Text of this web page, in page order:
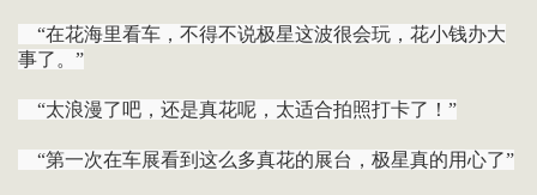
“在花海里看车，不得不说极星这波很会玩，花小钱办大
事了。”
“太浪漫了吧，还是真花呢，太适合拍照打卡了！”
“第一次在车展看到这么多真花的展台，极星真的用心了”